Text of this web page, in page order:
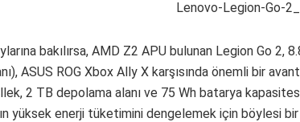
bakılırsa, AMD Z2 APU bulunan Legion Go 2,
ASUS ROG Xbox Ally X karşısında önemli bir
2 TB depolama alanı ve 75 Wh batarya
yüksek enerji tüketimini dengelemek için böylesi bir